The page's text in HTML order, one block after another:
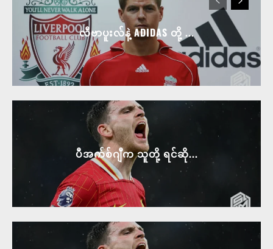
လီဗာပူးလ်နဲ့ ADIDAS တို့ ...
ပီအက်စ်ဂျီက သူတို့ ရင်ဆို...